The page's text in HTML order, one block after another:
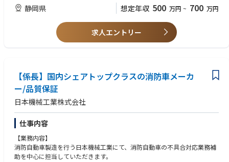
◎5〜10年先の未来を作る「最先端開発」への挑戦
品の試作開発にコアメンバーとして深く関わることができます。
わるのではなく、モノづくりの上流から下流までを網羅した「本物のエン
ジニア」としての市場価値を高められます。
◎大手顧客と直接対峙する、大きな「裁量」と「手応え」
顧客である大手メーカーのカウンターパーソンと直接やり取りし、技術的
な提案や折衝を行います。自分のアイデアや検証結果がプロジェクトの方
向性を動かす、大きな手応えと面白さを実感できます。
◎あなたのアイデアが形になる「カイゼン」の楽しさ
「もっとこうすれば効率が上がる」「この治具を改善したい」といった現
【歓迎要件】
◎材料開発、部品設計の経験
◎工程設計、治具設計、事務設計の経験
◎大手メーカーとの折衝・技術折衝経験
静岡県 想定年収 500 万円 ~ 700 万円
求人エントリー
【係長】国内シェアトップクラスの消防車メーカ
ー/品質保証
日本機械工業株式会社
仕事内容
【業務内容】
消防自動車製造を行う日本機械工業にて、消防自動車の不具合対応業務補
助を中心に担当していただきます。